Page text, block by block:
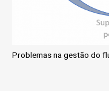
Problemas na gestão do